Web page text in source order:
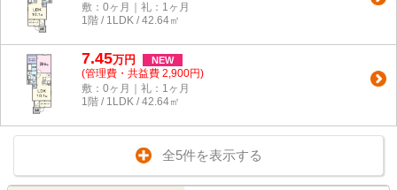
敷：0ヶ月｜礼：1ヶ月
1階 / 1LDK / 42.64㎡
7.45万円 NEW
(管理費・共益費 2,900円)
敷：0ヶ月｜礼：1ヶ月
1階 / 1LDK / 42.64㎡
全5件を表示する